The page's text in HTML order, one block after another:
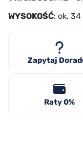
WYSOKOŚĆ: ok.
Zapytaj
Raty 0%